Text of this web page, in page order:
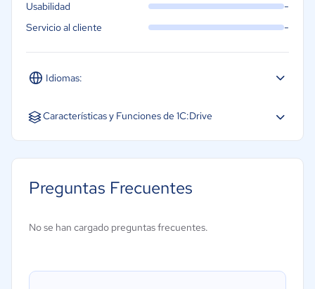
Idiomas:
Español Inglés
Usabilidad -
Servicio al cliente -
Características y Funciones de 1C:Drive
Gestión de cadena de suministro
Preguntas Frecuentes
No se han cargado preguntas frecuentes.